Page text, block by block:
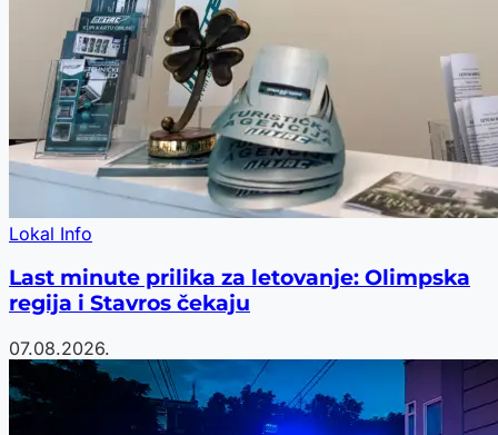
Lokal Info
Last minute prilika za letovanje: Olimpska
regija i Stavros čekaju
07.08.2026.